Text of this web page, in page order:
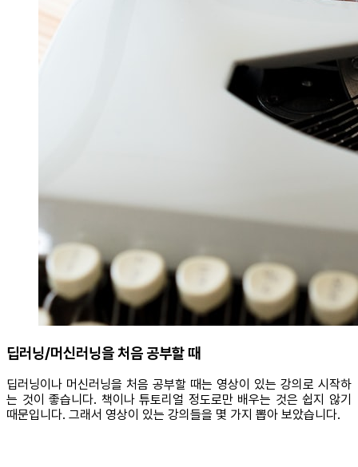
딥러닝/머신러닝을 처음 공부할 때
딥러닝이나 머신러닝을 처음 공부할 때는 영상이 있는 강의로 시작하
는 것이 좋습니다. 책이나 튜토리얼 정도로만 배우는 것은 쉽지 않기
때문입니다. 그래서 영상이 있는 강의들을 몇 가지 뽑아 보았습니다.